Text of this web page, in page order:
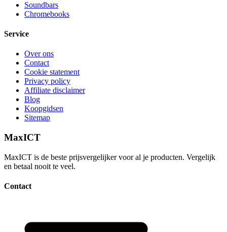
Soundbars
Chromebooks
Service
Over ons
Contact
Cookie statement
Privacy policy
Affiliate disclaimer
Blog
Koopgidsen
Sitemap
MaxICT
MaxICT is de beste prijsvergelijker voor al je producten. Vergelijk
en betaal nooit te veel.
Contact